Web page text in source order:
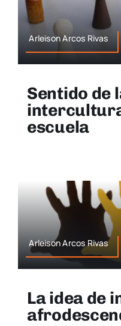
Arleison Arcos Rivas
Sentido de
escuela
Arleison Arcos Rivas
La idea de